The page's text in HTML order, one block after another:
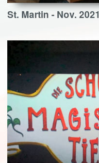
St. Martin - Nov. 2021